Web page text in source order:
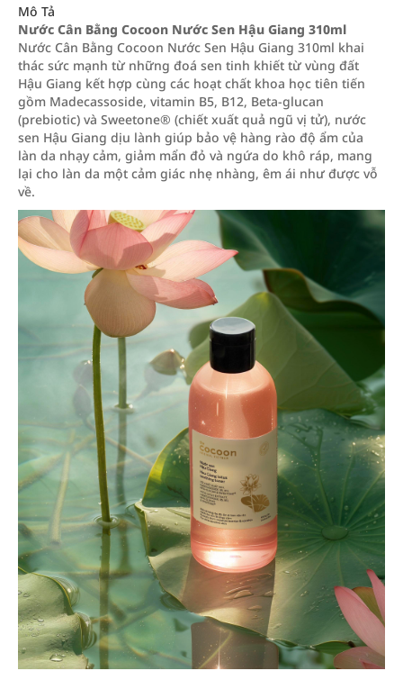
Mô Tả
Nước Cân Bằng Cocoon Nước Sen Hậu Giang 310ml
Nước Cân Bằng Cocoon Nước Sen Hậu Giang 310ml khai
thác sức mạnh từ những đoá sen tinh khiết từ vùng đất
Hậu Giang kết hợp cùng các hoạt chất khoa học tiên tiến
gồm Madecassoside, vitamin B5, B12, Beta-glucan
(prebiotic) và Sweetone® (chiết xuất quả ngũ vị tử), nước
sen Hậu Giang dịu lành giúp bảo vệ hàng rào độ ẩm của
làn da nhạy cảm, giảm mẩn đỏ và ngứa do khô ráp, mang
lại cho làn da một cảm giác nhẹ nhàng, êm ái như được vỗ
về.